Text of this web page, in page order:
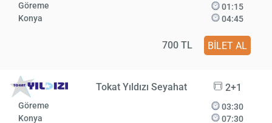
Göreme
Konya
01:15
04:45
700 TL BİLET AL
Tokat Yıldızı Seyahat 2+1
Göreme
Konya
03:30
07:30